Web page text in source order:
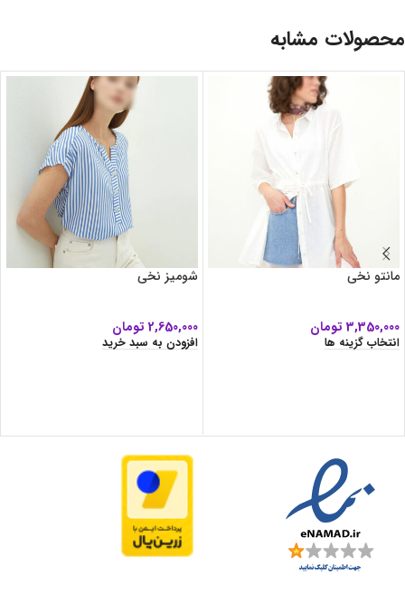
محصولات مشابه
مانتو نخی
3,350,000 تومان
انتخاب گزینه ها
شومیز نخی
2,650,000 تومان
افزودن به سبد خرید